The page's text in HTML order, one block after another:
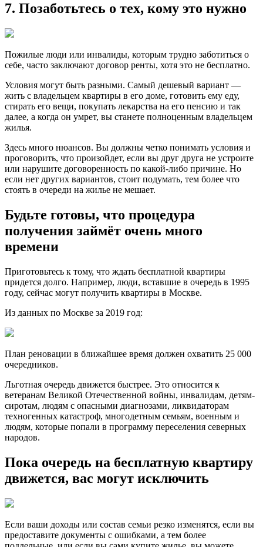
7. Позаботьтесь о тех, кому это нужно
Пожилые люди или инвалиды, которым трудно заботиться о
себе, часто заключают договор ренты, хотя это не бесплатно.
Условия могут быть разными. Самый дешевый вариант —
жить с владельцем квартиры в его доме, готовить ему еду,
стирать его вещи, покупать лекарства на его пенсию и так
далее, а когда он умрет, вы станете полноценным владельцем
жилья.
Здесь много нюансов. Вы должны четко понимать условия и
проговорить, что произойдет, если вы друг друга не устроите
или нарушите договоренность по какой-либо причине. Но
если нет других вариантов, стоит подумать, тем более что
стоять в очереди на жилье не мешает.
Будьте готовы, что процедура
получения займёт очень много
времени
Приготовьтесь к тому, что ждать бесплатной квартиры
придется долго. Например, люди, вставшие в очередь в 1995
году, сейчас могут получить квартиры в Москве.
Из данных по Москве за 2019 год:
План реновации в ближайшее время должен охватить 25 000
очередников.
Льготная очередь движется быстрее. Это относится к
ветеранам Великой Отечественной войны, инвалидам, детям-
сиротам, людям с опасными диагнозами, ликвидаторам
техногенных катастроф, многодетным семьям, военным и
людям, которые попали в программу переселения северных
народов.
Пока очередь на бесплатную квартиру
движется, вас могут исключить
Если ваши доходы или состав семьи резко изменятся, если вы
предоставите документы с ошибками, а тем более